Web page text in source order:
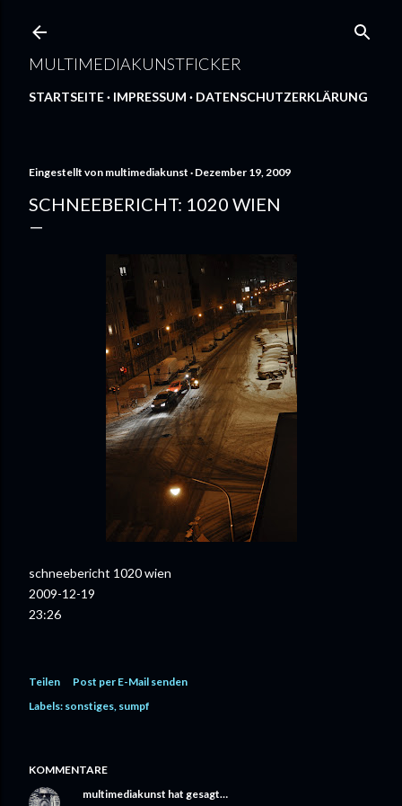
MULTIMEDIAKUNSTFICKER
STARTSEITE IMPRESSUM DATENSCHUTZERKLÄRUNG
Eingestellt von multimediakunst Dezember 19, 2009
SCHNEEBERICHT: 1020 WIEN
schneebericht 1020 wien
2009-12-19
23:26
Teilen
Post per E-Mail senden
Labels: sonstiges sumpf
KOMMENTARE
multimediakunst hat gesagt…